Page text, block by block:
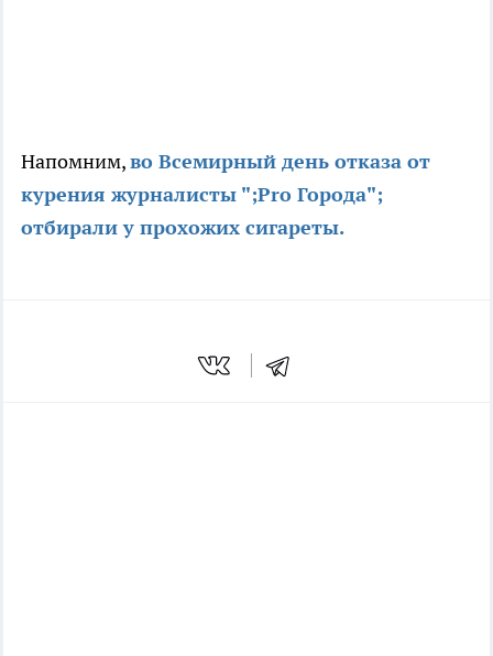
Напомним,во Всемирный день отказа от
курения журналисты ";Pro Города";
отбирали у прохожих сигареты.